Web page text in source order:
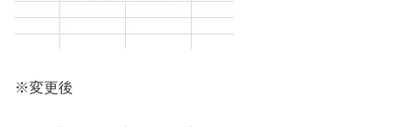
※変更後